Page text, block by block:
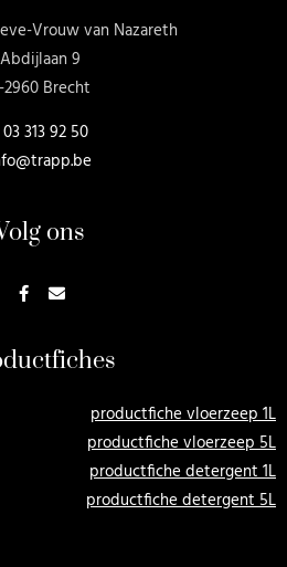
Vrouw van Nazareth
Abdijlaan 9
2960 Brecht
03 313 92 50
ons
productfiche vloerzeep 1L
productfiche vloerzeep 5L
productfiche detergent 1L
productfiche detergent 5L